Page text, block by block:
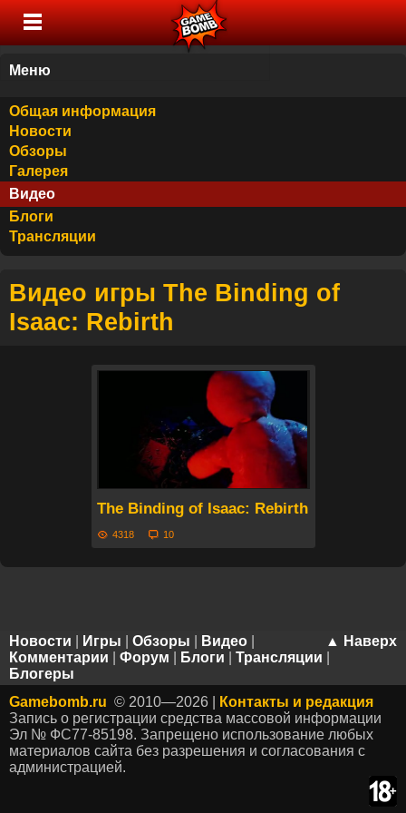
Меню
Общая информация
Новости
Обзоры
Галерея
Видео
Блоги
Трансляции
Видео игры The Binding of
Isaac: Rebirth
The Binding of Isaac: Rebirth - Тизер
4318 10
▲ Наверх
Новости Игры Обзоры Видео
Комментарии
Форум Блоги Трансляции
Блогеры
Gamebomb.ru © 2010—2026 |
Контакты и редакция
Запись о регистрации средства массовой информации
Эл № ФС77-85198. Запрещено использование любых
материалов сайта без разрешения и согласования с
администрацией.